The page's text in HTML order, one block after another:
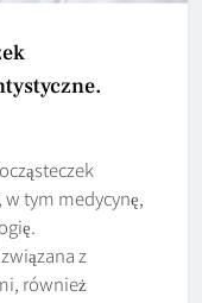
tym medycynę,
z
również